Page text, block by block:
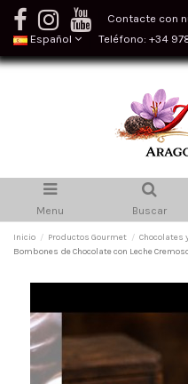
Contacte con
Español
Teléfono: +34
Menu Buscar
Inicio Productos Gourmet Chocolates
Bombones de Chocolate con Leche